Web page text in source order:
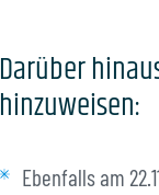
Darüber
hinzuweisen:
Ebenfalls am